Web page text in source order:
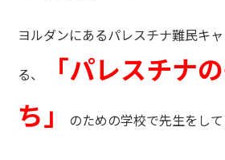
ヨルダンにあるパレスチナ難民キ
る、
「パレスチナ
ち」
のための学校で先生をして